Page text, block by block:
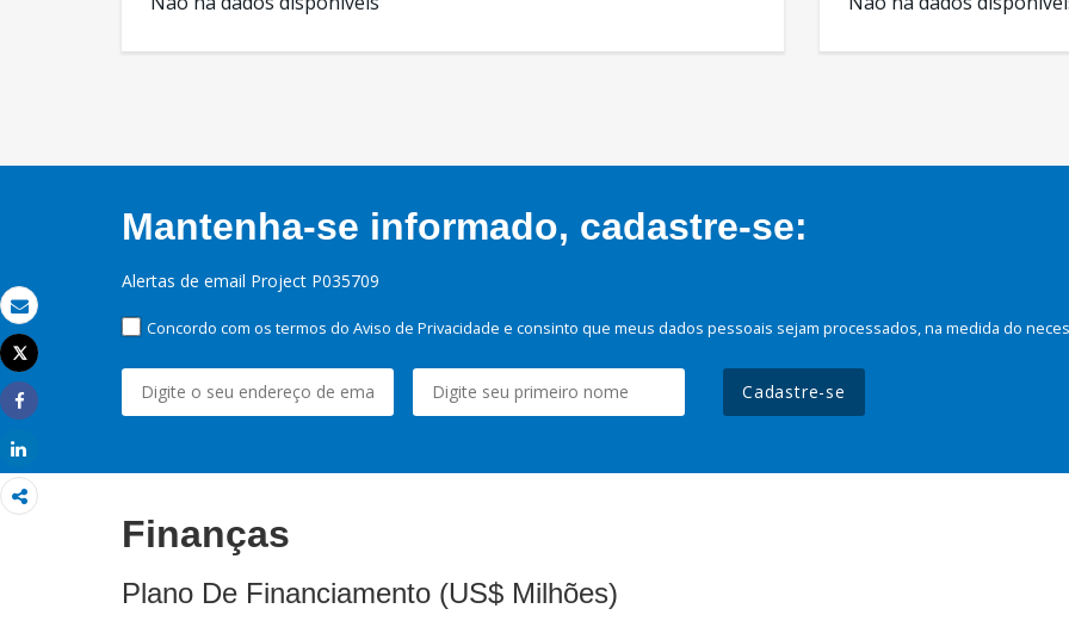
Email
Imprimir
Tweet
Share
Mantenha-se informado, cadastre-se:
Alertas de email Project P035709
Concordo com os termos do Aviso de Privacidade e consinto que meus dados pessoais sejam processados, na medida do
Cadastre-se
Finanças
Plano De Financiamento (US$ Milhões)